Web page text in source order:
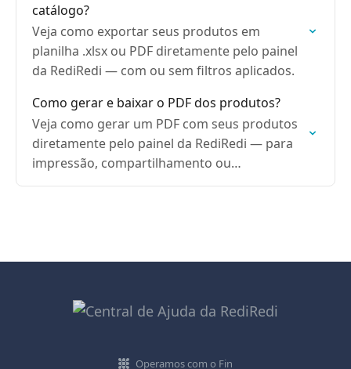
catálogo?
Veja como exportar seus produtos em
planilha .xlsx ou PDF diretamente pelo painel
da RediRedi — com ou sem filtros aplicados.
Como gerar e baixar o PDF dos produtos?
Veja como gerar um PDF com seus produtos
diretamente pelo painel da RediRedi — para
impressão, compartilhamento ou
apresentação do catálogo.
Operamos com o Fin